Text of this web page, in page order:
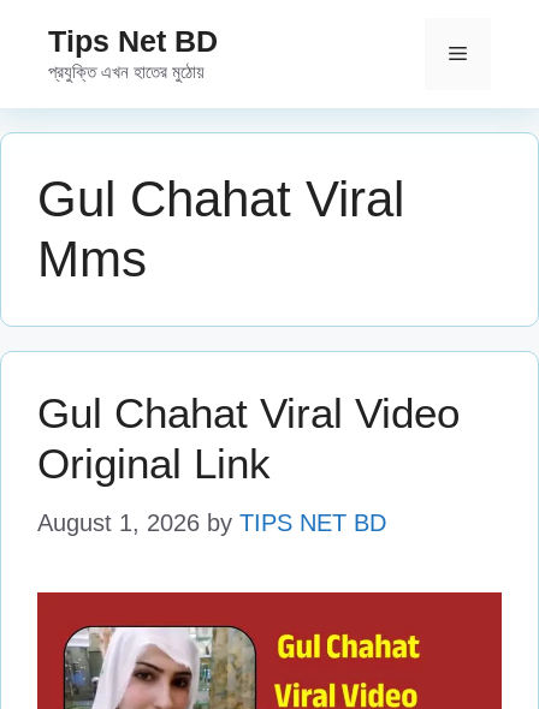
content
Tips Net BD
প্রযুক্তি এখন হাতের মুঠোয়
Menu
Gul Chahat Viral
Mms
Gul Chahat Viral Video
Original Link
August 1, 2026 by TIPS NET BD